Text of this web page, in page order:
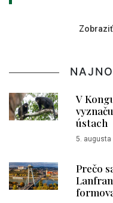
V
ústach
5. augusta
Prečo